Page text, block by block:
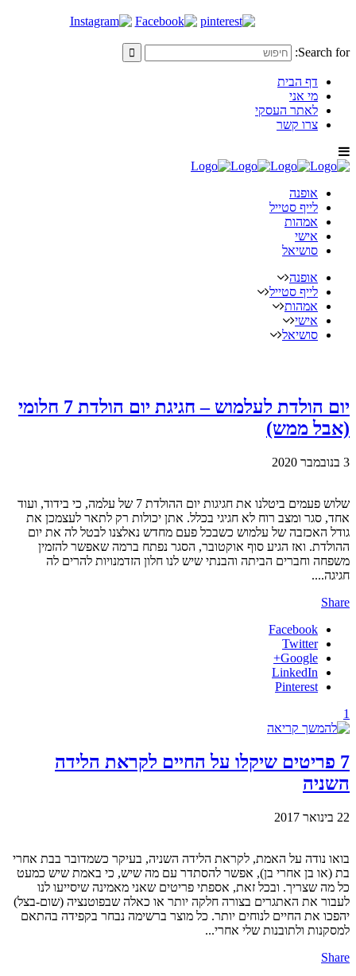
Search for:
דף הבית
מי אני
לאתר העסקי
צרו קשר
אופנה
לייף סטייל
אמהות
אישי
סושיאל
אופנה
לייף סטייל
אמהות
אישי
סושיאל
יום הולדת לעלמוש – חגיגת יום הולדת 7 חלומי
(אבל ממש)
3 בנובמבר 2020
שלוש פעמים ביטלנו את חגיגות יום ההולדת 7 של עלמה, כי בידוד, ועוד
אחד, סגר ומצב רוח לא חגיגי בכלל. אתן יכולות רק לתאר לעצמכן את
גודל האכזבה של עלמוש כשבכל פעם מחדש נאלצנו לבטל לה את יום
ההולדת. ואז הגיע סוף אוקטובר, הסגר נפתח ברמה שאפשר להזמין
משפחה וחברים הביתה והבנתי שיש לנו חלון הזדמנויות להרים לה
חגיגה....
Share
Facebook
Twitter
Google+
LinkedIn
Pinterest
1
7 פריטים שיקלו על החיים לקראת הלידה
השניה
22 בינואר 2017
בואו נודה על האמת, לקראת הלידה השניה, בעיקר כשמדובר בבת אחרי
בת (או בן אחרי בן), אפשר להסתדר עם מה שיש, כי באמת שיש כמעט
כל מה שצריך. ובכל זאת, אספתי פריטים שאני מאמינה שיסייעו לנו
לעבור את האתגרים בצורה חלקה יותר או כאלה שבפוטנציה (שום-בצל)
יהפכו את החיים לנוחים יותר. כל מוצר ברשימה נבחר בקפידה בהתאם
למסקנות ולתובנות שלי אחרי...
Share